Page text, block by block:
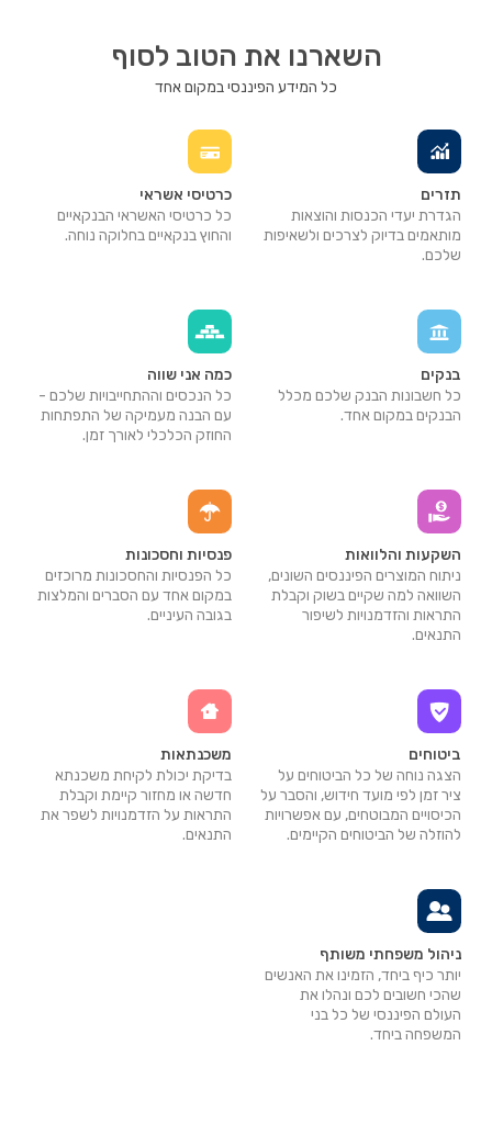
השארנו את הטוב לסוף
כל המידע הפיננסי במקום אחד
תזרים
הגדרת יעדי הכנסות והוצאות
מותאמים בדיוק לצרכים ולשאיפות
שלכם.
כרטיסי אשראי
כל כרטיסי האשראי הבנקאיים
והחוץ בנקאיים בחלוקה נוחה.
בנקים
כל חשבונות הבנק שלכם מכלל
הבנקים במקום אחד.
כמה אני שווה
כל הנכסים וההתחייבויות שלכם -
עם הבנה מעמיקה של התפתחות
החוזק הכלכלי לאורך זמן.
השקעות והלוואות
ניתוח המוצרים הפיננסים השונים,
השוואה למה שקיים בשוק וקבלת
התראות והזדמנויות לשיפור
התנאים.
פנסיות וחסכונות
כל הפנסיות והחסכונות מרוכזים
במקום אחד עם הסברים והמלצות
בגובה העיניים.
ביטוחים
הצגה נוחה של כל הביטוחים על
ציר זמן לפי מועד חידוש, והסבר על
הכיסויים המבוטחים, עם אפשרויות
להוזלה של הביטוחים הקיימים.
משכנתאות
בדיקת יכולת לקיחת משכנתא
חדשה או מחזור קיימת וקבלת
התראות על הזדמנויות לשפר את
התנאים.
ניהול משפחתי משותף
יותר כיף ביחד, הזמינו את האנשים
שהכי חשובים לכם ונהלו את
העולם הפיננסי של כל בני
המשפחה ביחד.